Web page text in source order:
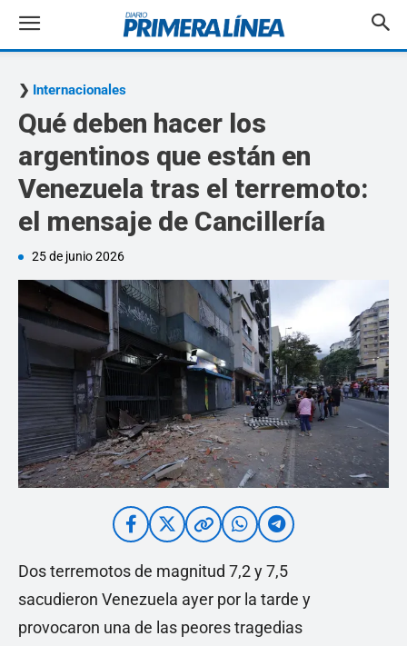
Internacionales
Qué deben hacer los
argentinos que están en
Venezuela tras el terremoto:
el mensaje de Cancillería
25 de junio 2026
Dos terremotos de magnitud 7,2 y 7,5
sacudieron Venezuela ayer por la tarde y
provocaron una de las peores tragedias